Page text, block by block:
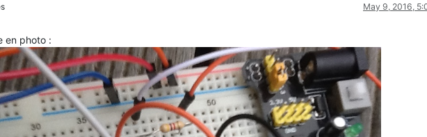
May 9, 2016,
en photo :